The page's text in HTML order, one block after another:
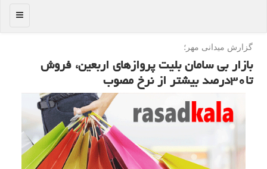
منو
گزارش میدانی مهر؛
بازار بی سامان بلیت پروازهای اربعین، فروش
تا۳۰درصد بیشتر از نرخ مصوب